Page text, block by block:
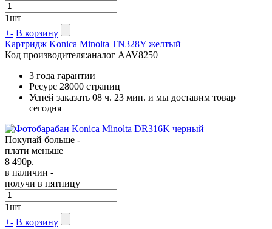
1шт
+- В корзину
Картридж Konica Minolta TN328Y желтый
Код производителя:аналог AAV8250
3 года гарантии
Ресурс 28000 страниц
Успей заказать 08 ч. 23 мин. и мы доставим товар
сегодня
Покупай больше -
плати меньше
8 490р.
в наличии -
получи в пятницу
1шт
+- В корзину